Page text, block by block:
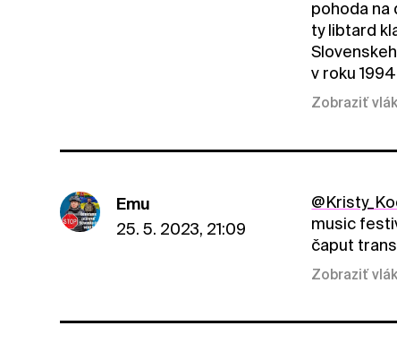
pohoda na
ty libtard
v roku
Zobraziť
Emu
25. 5. 2023, 21:09
music
čaput
Zobraziť